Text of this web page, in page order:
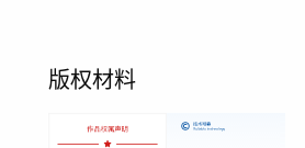
版权材料